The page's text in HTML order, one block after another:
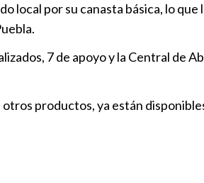
local por su canasta básica, lo
7 de apoyo y la Central
productos, ya están